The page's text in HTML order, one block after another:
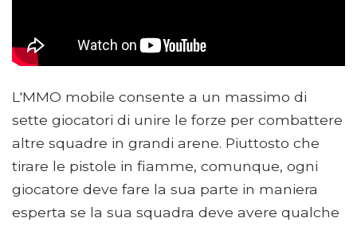
L'MMO mobile consente a un massimo di
sette giocatori di unire le forze per combattere
altre squadre in grandi arene. Piuttosto che
tirare le pistole in fiamme, comunque, ogni
giocatore deve fare la sua parte in maniera
esperta se la sua squadra deve avere qualche